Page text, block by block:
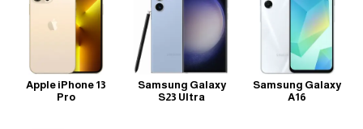
Samsung Galaxy
A16
Samsung Galaxy
S23 Ultra
Apple iPhone 13
Pro